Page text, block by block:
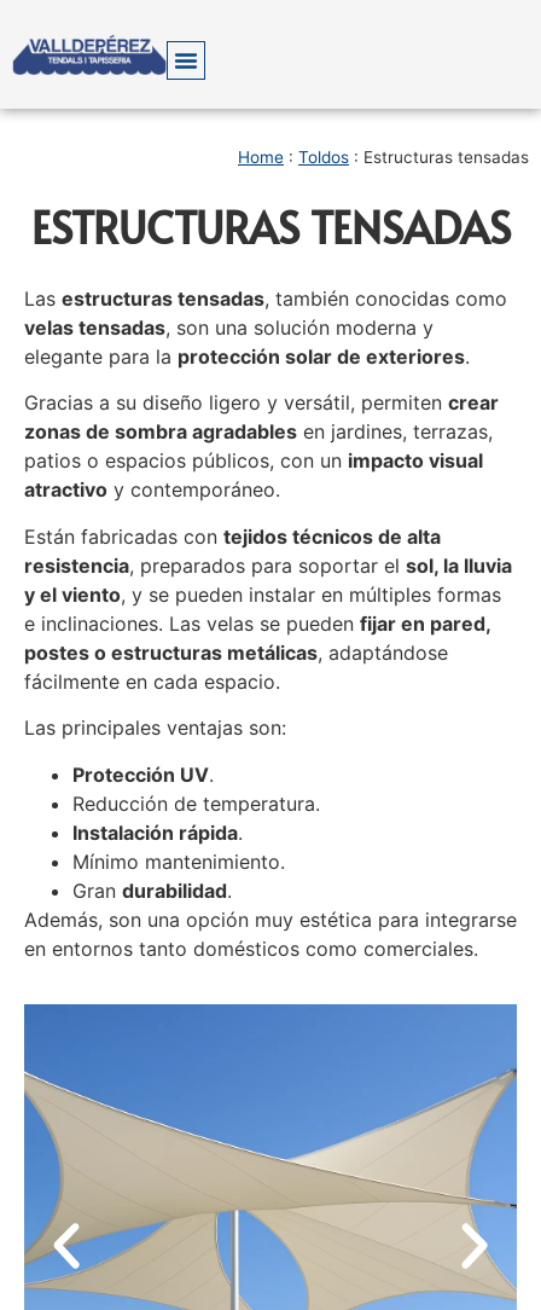
Home : Toldos : Estructuras tensadas
ESTRUCTURAS TENSADAS
Las estructuras tensadas, también conocidas como
velas tensadas, son una solución moderna y
elegante para la protección solar de exteriores.
Gracias a su diseño ligero y versátil, permiten crear
zonas de sombra agradables en jardines, terrazas,
patios o espacios públicos, con un impacto visual
atractivo y contemporáneo.
Están fabricadas con tejidos técnicos de alta
resistencia, preparados para soportar el sol, la lluvia
y el viento, y se pueden instalar en múltiples formas
e inclinaciones. Las velas se pueden fijar en pared,
postes o estructuras metálicas, adaptándose
fácilmente en cada espacio.
Las principales ventajas son:
Protección UV.
Reducción de temperatura.
Instalación rápida.
Mínimo mantenimiento.
Gran durabilidad.
Además, son una opción muy estética para integrarse
en entornos tanto domésticos como comerciales.